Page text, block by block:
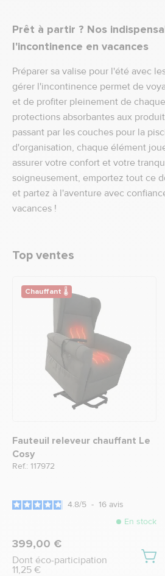
Prêt à partir ? Nos
l'incontinence en vacances
Préparer sa valise pour l'été avec
gérer l'incontinence permet de
et de profiter pleinement de
protections absorbantes aux
passant par les couches pour la
d'organisation, chaque élément
assurer votre confort et votre
soigneusement, emportez tout ce
et partez à l'aventure avec
vacances !
Top ventes
Chauffant 🌡
Fauteuil releveur chauffant Le
Cosy
Ref.: 117972
4.8/5 - 16 avis
En stock
399,00 €
Dont éco-participation
11,25 €